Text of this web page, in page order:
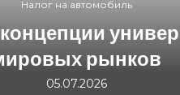
Налог на автомобиль
концепции
рынков
05.07.2026